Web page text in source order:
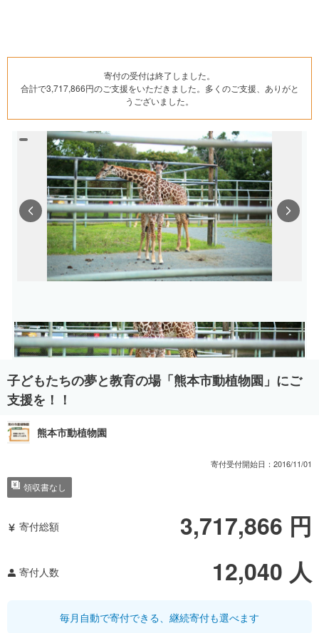
寄付の受付は終了しました。
合計で3,717,866円のご支援をいただきました。多くのご支援、ありがと
うございました。
Previous
子どもたちの夢と教育の場「熊本市動植物園」にご
支援を！！
熊本市動植物園
寄付受付開始日： 2016/11/01
領収書なし
寄付総額 3,717,866 円
寄付人数 12,040 人
毎月自動で寄付できる、継続寄付も選べます